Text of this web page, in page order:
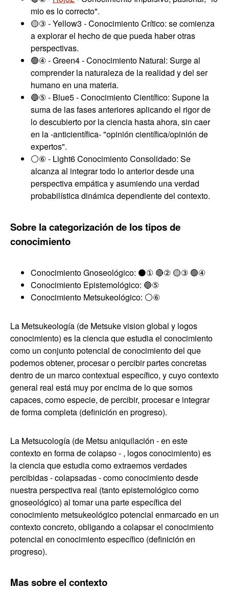
mio es lo correcto".
🟡③ - Yellow3 - Conocimiento Crítico: se comienza
a explorar el hecho de que pueda haber otras
perspectivas.
🟢④ - Green4 - Conocimiento Natural: Surge al
comprender la naturaleza de la realidad y del ser
humano en una materia.
🔵⑤ - Blue5 - Conocimiento Científico: Supone la
suma de las fases anteriores aplicando el rigor de
lo descubierto por la ciencia hasta ahora, sin caer
en la -anticientífica- "opinión científica/opinión de
expertos".
⚪⑥ - Light6 Conocimiento Consolidado: Se
alcanza al integrar todo lo anterior desde una
perspectiva empática y asumiendo una verdad
probabilística dinámica dependiente del contexto.
Sobre la categorización de los tipos de
conocimiento
Conocimiento Gnoseológico: ⚫① 🔴② 🟡③ 🟢④
Conocimiento Epistemológico: 🔵⑤
Conocimiento Metsukeológico: ⚪⑥
La Metsukeología (de Metsuke vision global y logos
conocimiento) es la ciencia que estudia el conocimiento
como un conjunto potencial de conocimiento del que
podemos obtener, procesar o percibir partes concretas
dentro de un marco contextual específico, y cuyo contexto
general real está muy por encima de lo que somos
capaces, como especie, de percibir, procesar e integrar
de forma completa (definición en progreso).
La Metsucología (de Metsu aniquilación - en este
contexto en forma de colapso - , logos conocimiento) es
la ciencia que estudia como extraemos verdades
percibidas - colapsadas - como conocimiento desde
nuestra perspectiva real (tanto epistemológico como
gnoseológico) al tomar una parte específica del
conocimiento metsukeológico potencial enmarcado en un
contexto concreto, obligando a colapsar el conocimiento
potencial en conocimiento específico (definición en
progreso).
Mas sobre el contexto